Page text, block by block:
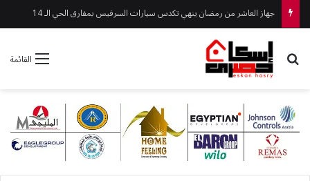
جهاز العاشر من رمضان ينهي تكدس سيارات السرفيس بمفارق الحي الـ 14
القائمة بحث عن